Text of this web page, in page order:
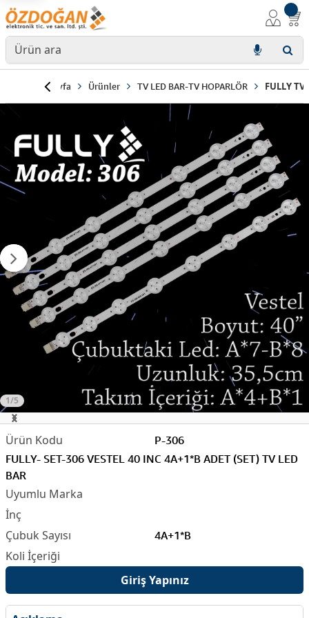
Anasayfa Ürünler TV LED BAR-TV HOPARLÖR FULLY TV
1/5
P-306
FULLY- SET-306 VESTEL 40 INC 4A+1*B ADET (SET) TV LED
BAR
4A+1*B
Giriş Yapınız